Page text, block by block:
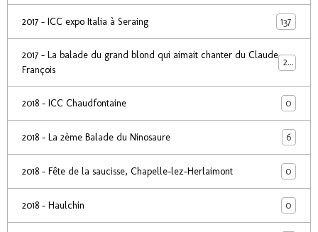
2017 - ICC expo Italia à Seraing 137
2017 - La balade du grand blond qui aimait chanter du Claude
François
24
2018 - ICC Chaudfontaine 0
2018 - La 2ème Balade du Ninosaure 6
2018 - Fête de la saucisse, Chapelle-lez-Herlaimont 0
2018 - Haulchin 0